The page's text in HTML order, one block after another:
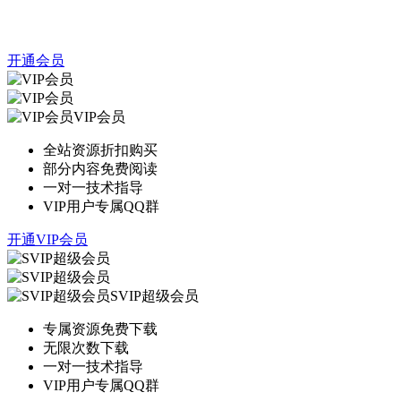
开通会员
VIP会员
全站资源折扣购买
部分内容免费阅读
一对一技术指导
VIP用户专属QQ群
开通VIP会员
SVIP超级会员
专属资源免费下载
无限次数下载
一对一技术指导
VIP用户专属QQ群